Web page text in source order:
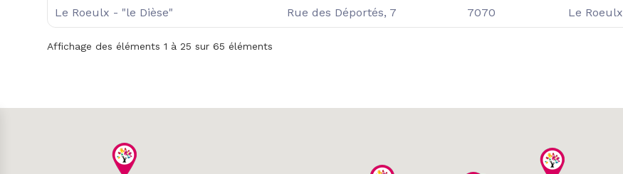
Le Roeulx - "le Dièse" Rue des Déportés, 7 7070 Le Roeulx
Affichage des éléments 1 à 25 sur 65 éléments